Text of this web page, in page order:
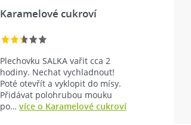
Karamelové cukroví
Plechovku SALKA vařit cca 2
hodiny. Nechat vychladnout!
Poté otevřít a vyklopit do mísy.
Přidávat polohrubou mouku
po…více o Karamelové cukroví